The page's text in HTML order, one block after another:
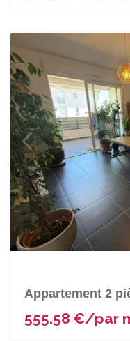
555.58 €/par